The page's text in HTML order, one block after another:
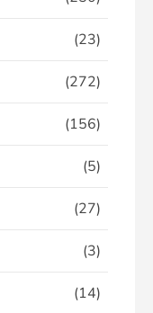
(23)
(272)
(156)
(5)
(27)
(3)
(14)